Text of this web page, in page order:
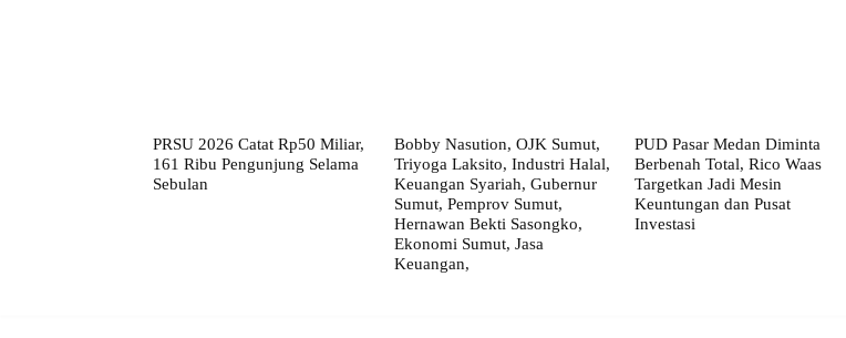
PRSU 2026 Catat Rp50 Miliar,
161 Ribu Pengunjung Selama
Sebulan
Bobby Nasution, OJK Sumut,
Triyoga Laksito, Industri Halal,
Keuangan Syariah, Gubernur
Sumut, Pemprov Sumut,
Hernawan Bekti Sasongko,
Ekonomi Sumut, Jasa
Keuangan,
PUD Pasar Medan Diminta
Berbenah Total, Rico Waas
Targetkan Jadi Mesin
Keuntungan dan Pusat
Investasi